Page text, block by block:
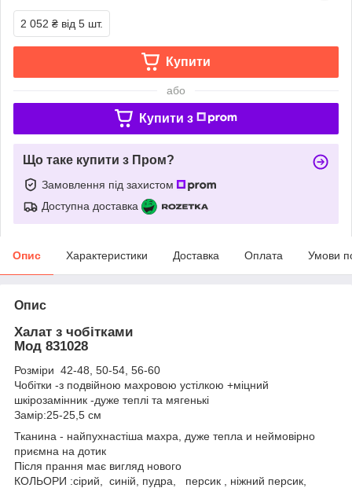
2 052 ₴ від 5 шт.
Купити
або
Купити з
Що таке купити з Пром?
Замовлення під захистом
Доступна доставка
Опис Характеристики Доставка Оплата Умови
Опис
Халат з чобітками
Мод 831028
Розміри 42-48, 50-54, 56-60
Чобітки -з подвійною махровою устілкою +міцний
шкірозамінник -дуже теплі та мягенькі
Замір:25-25,5 см
Тканина - найпухнастіша махра, дуже тепла и неймовірно
приємна на дотик
Після прання має вигляд нового
КОЛЬОРИ :сірий, синій, пудра, персик , ніжний персик,